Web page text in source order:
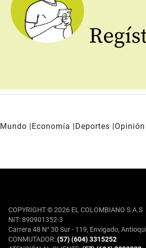
Mundo Economía Deportes Opinión
COPYRIGHT © 2026 EL COLOMBIANO S.A.S
NIT: 890901352-3
Carrera 48 N° 30 Sur - 119, Envigado,
CONMUTADOR:(57) (604) 3315252